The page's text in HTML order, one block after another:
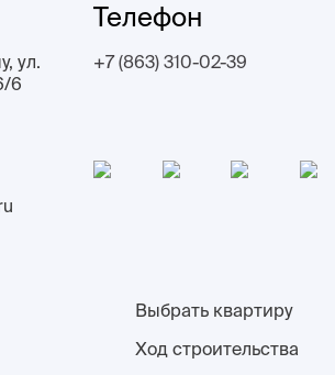
ул.
6
Телефон
+7 (863) 310-02-39
Выбрать квартиру
Ход строительства